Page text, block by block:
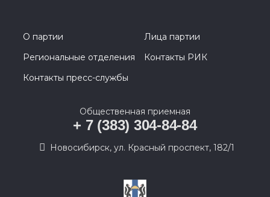
О партии
Лица партии
Региональные отделения
Контакты РИК
Контакты пресс-службы
Общественная приемная
+ 7 (383) 304-84-84
Новосибирск, ул. Красный проспект, 182/1